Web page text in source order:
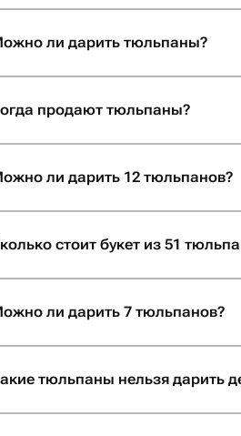
красивый букет тюльпанов
ли дарить тюльпаны?
продают тюльпаны?
ли дарить 12 тюльпанов?
стоит букет из 51
ли дарить 7 тюльпанов?
тюльпаны нельзя дарить